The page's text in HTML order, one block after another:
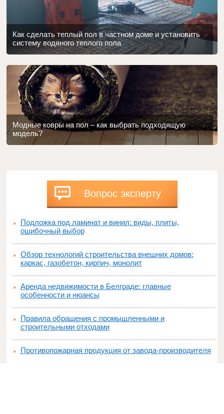
Как сделать теплый пол в частном доме и установить
систему водяного теплого пола
Модные ковры на пол – как выбрать подходящую
модель?
Вопрос эксперту
Подложка под ламинат и винил: виды, плиты,
ошибочный выбор
Обзор технологий строительства внешних домов:
каркас, газобетон, кирпич, монолит
Аренда недвижимости в Белграде: главные
особенности и нюансы
Правила обращения с промышленными и
строительными отходами
Противопожарная продукция от завода-производителя